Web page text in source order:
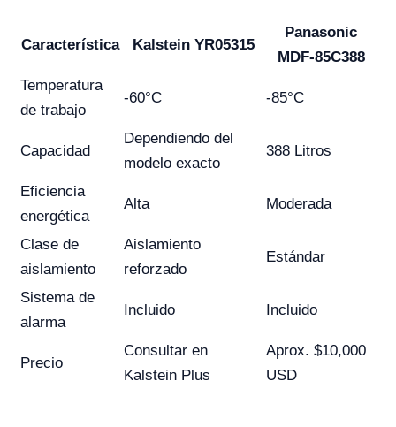
Característica Kalstein YR05315
Panasonic
MDF-85C388
Temperatura
de trabajo
-60°C -85°C
Capacidad
Dependiendo del
modelo exacto
388 Litros
Eficiencia
energética
Alta Moderada
Clase de
aislamiento
Aislamiento
reforzado
Estándar
Sistema de
alarma
Incluido Incluido
Precio
Consultar en
Kalstein Plus
Aprox. $10,000
USD